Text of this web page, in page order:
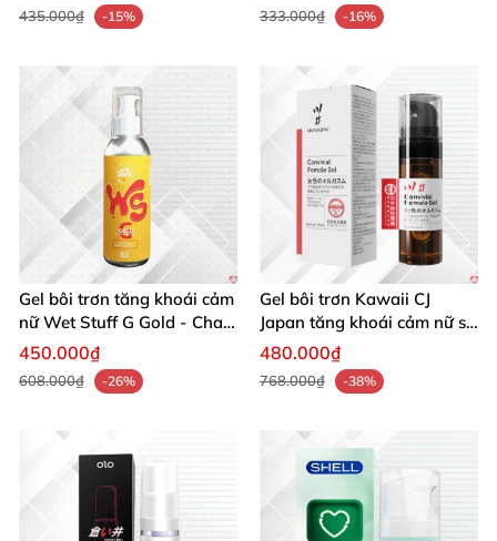
435.000₫ -15% 333.000₫ -16%
Gel bôi trơn tăng khoái cảm
nữ Wet Stuff G Gold - Chai
150g
450.000₫
608.000₫ -26%
Gel bôi trơn Kawaii CJ
Japan tăng khoái cảm nữ se
khít 15ml nhẹ dịu
480.000₫
768.000₫ -38%